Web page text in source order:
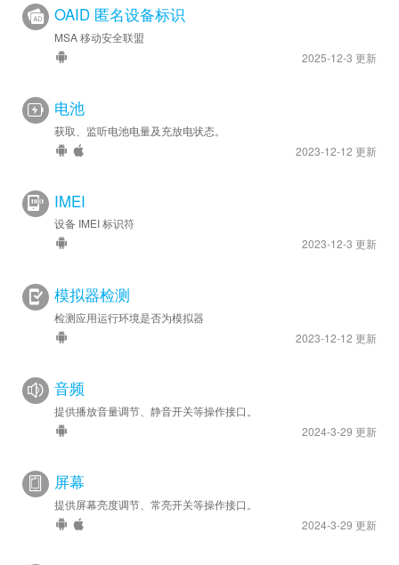
OAID 匿名设备标识
MSA 移动安全联盟
2025-12-3 更新
电池
获取、监听电池电量及充放电状态。
2023-12-12 更新
IMEI
设备 IMEI 标识符
2023-12-3 更新
模拟器检测
检测应用运行环境是否为模拟器
2023-12-12 更新
音频
提供播放音量调节、静音开关等操作接口。
2024-3-29 更新
屏幕
提供屏幕亮度调节、常亮开关等操作接口。
2024-3-29 更新